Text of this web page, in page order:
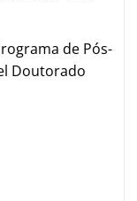
de Pós-
Doutorado